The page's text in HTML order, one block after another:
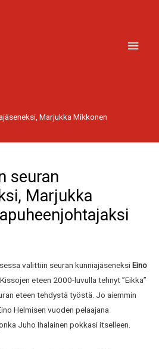
Marjukka Mikkonen
seuran
Marjukka
valittiin seuran kunniajäseneksiEino
eteen 2000-luvulla tehnyt ”Eikka”
eteen tehdystä työstä. Jo aiemmin
Helmisen vuoden pelaajana
Juho Ihalainen pokkasi itselleen.